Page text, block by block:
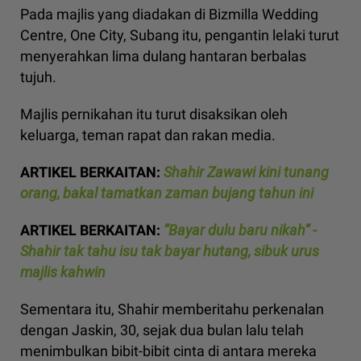
Pada majlis yang diadakan di Bizmilla Wedding
Centre, One City, Subang itu, pengantin lelaki turut
menyerahkan lima dulang hantaran berbalas
tujuh.
Majlis pernikahan itu turut disaksikan oleh
keluarga, teman rapat dan rakan media.
ARTIKEL BERKAITAN: Shahir Zawawi kini tunang
orang, bakal tamatkan zaman bujang tahun ini
ARTIKEL BERKAITAN: “Bayar dulu baru nikah” -
Shahir tak tahu isu tak bayar hutang, sibuk urus
majlis kahwin
Sementara itu, Shahir memberitahu perkenalan
dengan Jaskin, 30, sejak dua bulan lalu telah
menimbulkan bibit-bibit cinta di antara mereka